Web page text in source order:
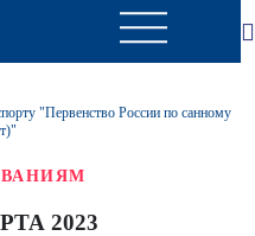
"Первенство России по санному
2023